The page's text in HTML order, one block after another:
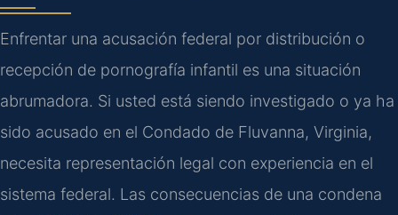
Enfrentar una acusación federal por distribución o
recepción de pornografía infantil es una situación
abrumadora. Si usted está siendo investigado o ya ha
sido acusado en el Condado de Fluvanna, Virginia,
necesita representación legal con experiencia en el
sistema federal. Las consecuencias de una condena